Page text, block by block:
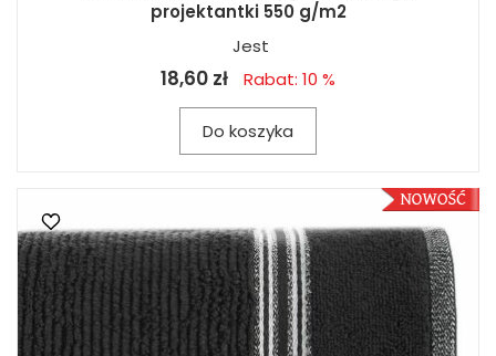
projektantki 550 g/m2
Jest
18,60 zł Rabat: 10 %
Do koszyka